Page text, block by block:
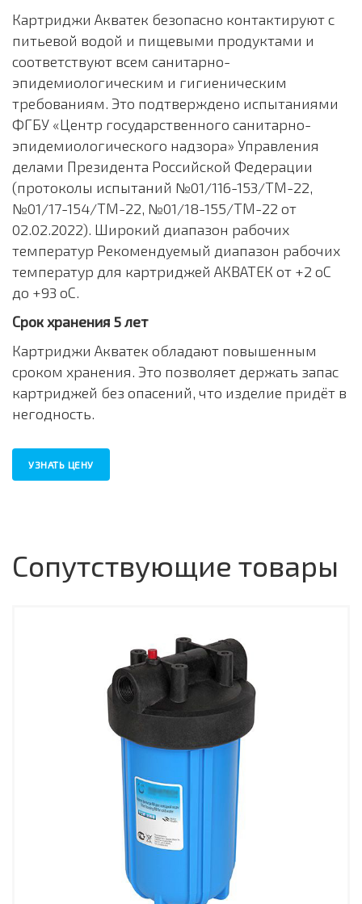
Картриджи Акватек безопасно контактируют с
питьевой водой и пищевыми продуктами и
соответствуют всем санитарно-
эпидемиологическим и гигиеническим
требованиям. Это подтверждено испытаниями
ФГБУ «Центр государственного санитарно-
эпидемиологического надзора» Управления
делами Президента Российской Федерации
(протоколы испытаний №01/116-153/ТМ-22,
№01/17-154/ТМ-22, №01/18-155/ТМ-22 от
02.02.2022). Широкий диапазон рабочих
температур Рекомендуемый диапазон рабочих
температур для картриджей АКВАТЕК от +2 оС
до +93 оС.
Срок хранения 5 лет
Картриджи Акватек обладают повышенным
сроком хранения. Это позволяет держать запас
картриджей без опасений, что изделие придёт в
негодность.
УЗНАТЬ ЦЕНУ
Сопутствующие товары